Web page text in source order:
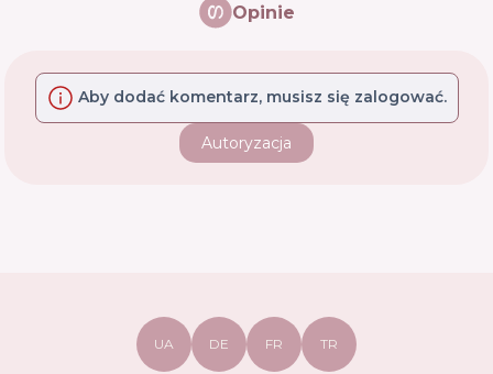
Opinie
Aby dodać komentarz, musisz się zalogować.
Autoryzacja
UA DE FR TR